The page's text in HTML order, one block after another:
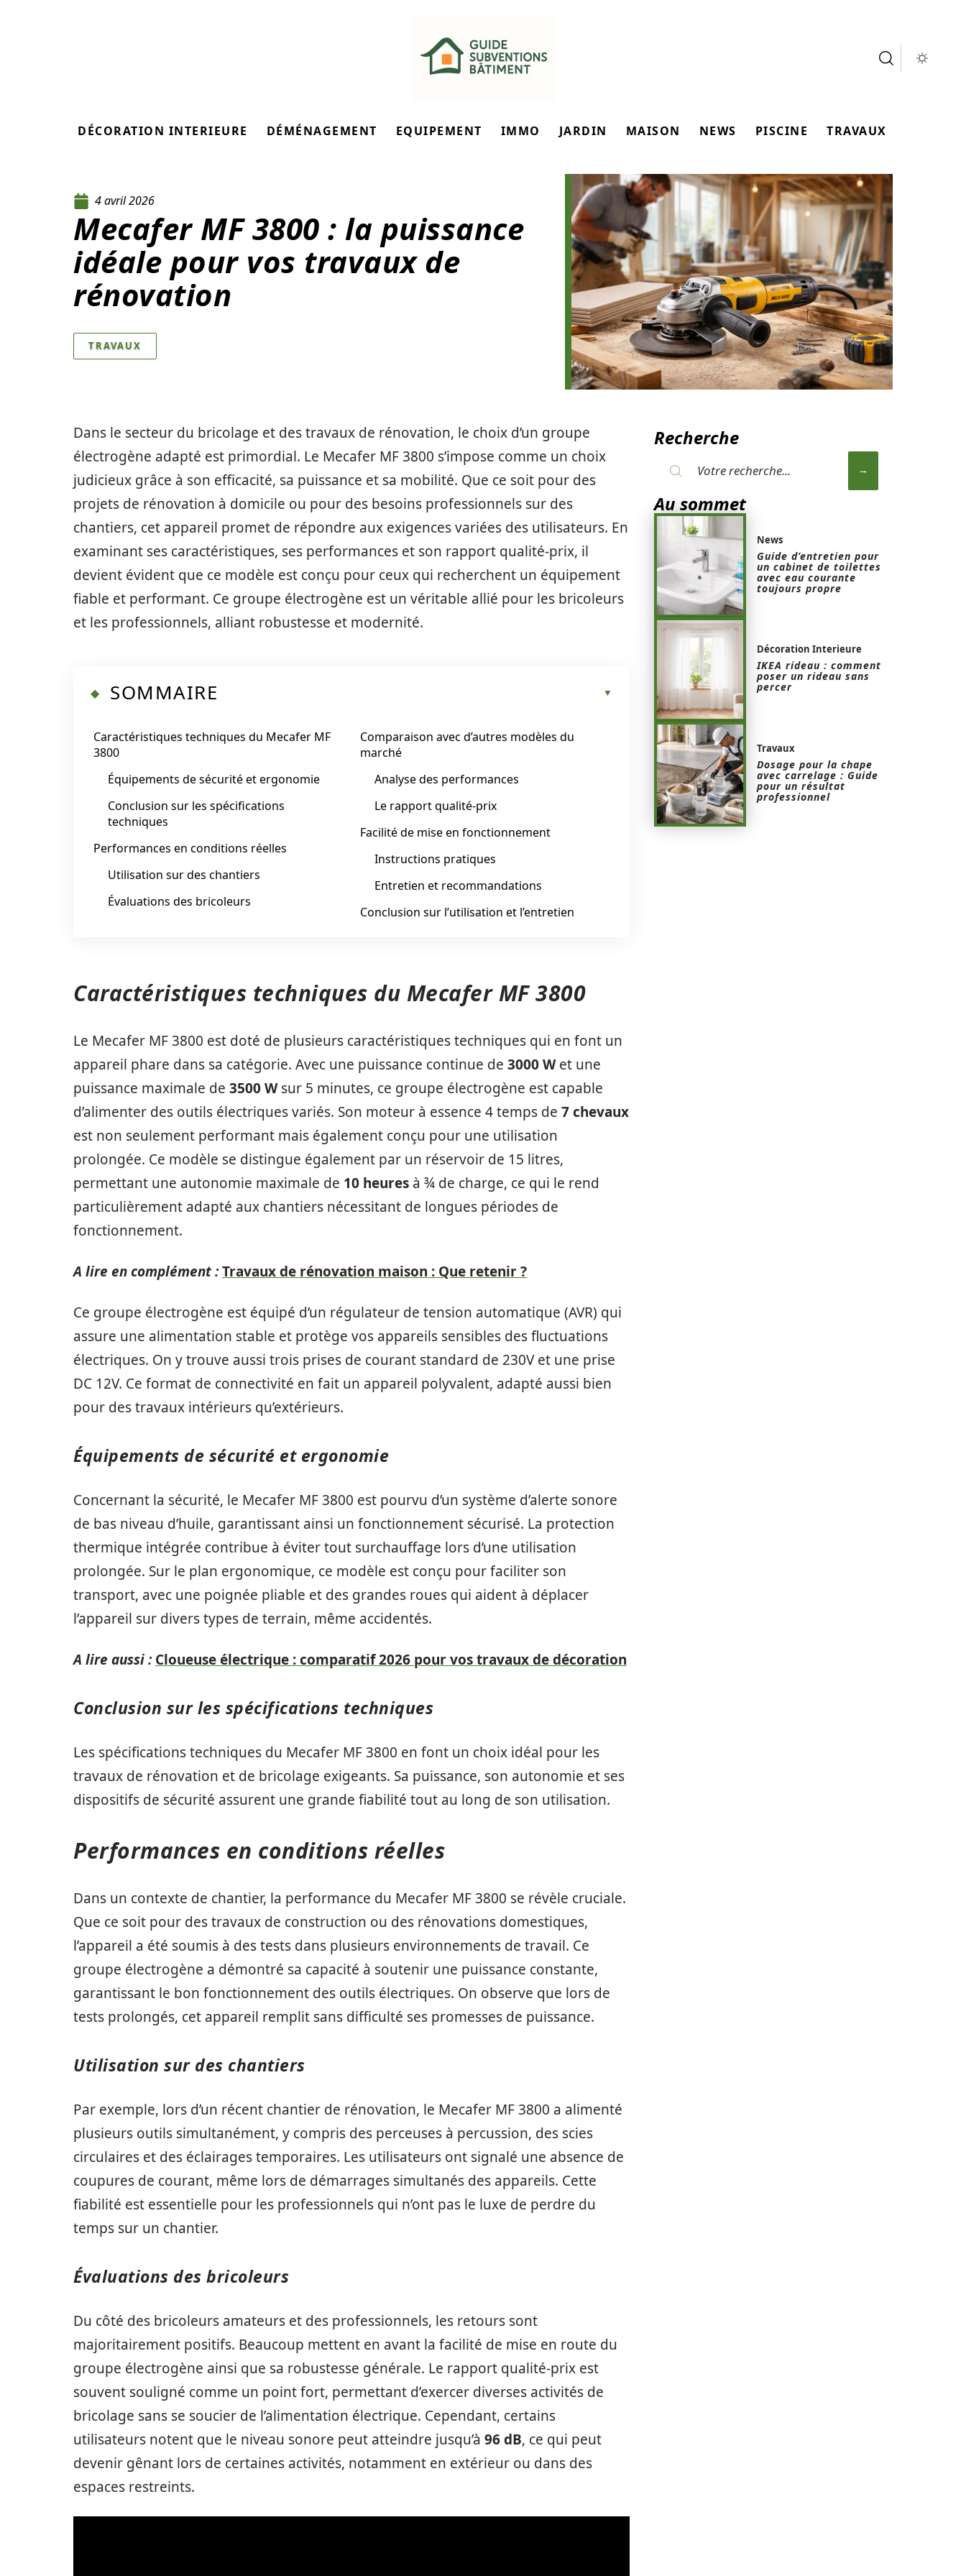
DÉCORATION INTERIEURE DÉMÉNAGEMENT EQUIPEMENT IMMO JARDIN MAISON NEWS PISCINE TRAVAUX
4 avril 2026
Mecafer MF 3800 : la puissance
idéale pour vos travaux de
rénovation
TRAVAUX
Dans le secteur du bricolage et des travaux de rénovation, le choix d’un groupe
électrogène adapté est primordial. Le Mecafer MF 3800 s’impose comme un choix
judicieux grâce à son efficacité, sa puissance et sa mobilité. Que ce soit pour des
projets de rénovation à domicile ou pour des besoins professionnels sur des
chantiers, cet appareil promet de répondre aux exigences variées des utilisateurs. En
examinant ses caractéristiques, ses performances et son rapport qualité-prix, il
devient évident que ce modèle est conçu pour ceux qui recherchent un équipement
fiable et performant. Ce groupe électrogène est un véritable allié pour les bricoleurs
et les professionnels, alliant robustesse et modernité.
SOMMAIRE
Caractéristiques techniques du Mecafer MF
3800
Équipements de sécurité et ergonomie
Conclusion sur les spécifications
techniques
Performances en conditions réelles
Utilisation sur des chantiers
Évaluations des bricoleurs
Comparaison avec d’autres modèles du
marché
Analyse des performances
Le rapport qualité-prix
Facilité de mise en fonctionnement
Instructions pratiques
Entretien et recommandations
Conclusion sur l’utilisation et l’entretien
Caractéristiques techniques du Mecafer MF 3800
Le Mecafer MF 3800 est doté de plusieurs caractéristiques techniques qui en font un
appareil phare dans sa catégorie. Avec une puissance continue de 3000 Wet une
puissance maximale de 3500 Wsur 5 minutes, ce groupe électrogène est capable
d’alimenter des outils électriques variés. Son moteur à essence 4 temps de 7 chevaux
est non seulement performant mais également conçu pour une utilisation
prolongée. Ce modèle se distingue également par un réservoir de 15 litres,
permettant une autonomie maximale de 10 heures à ¾ de charge, ce qui le rend
particulièrement adapté aux chantiers nécessitant de longues périodes de
fonctionnement.
A lire en complément :Travaux de rénovation maison : Que retenir ?
Ce groupe électrogène est équipé d’un régulateur de tension automatique (AVR) qui
assure une alimentation stable et protège vos appareils sensibles des fluctuations
électriques. On y trouve aussi trois prises de courant standard de 230V et une prise
DC 12V. Ce format de connectivité en fait un appareil polyvalent, adapté aussi bien
pour des travaux intérieurs qu’extérieurs.
Équipements de sécurité et ergonomie
Concernant la sécurité, le Mecafer MF 3800 est pourvu d’un système d’alerte sonore
de bas niveau d’huile, garantissant ainsi un fonctionnement sécurisé. La protection
thermique intégrée contribue à éviter tout surchauffage lors d’une utilisation
prolongée. Sur le plan ergonomique, ce modèle est conçu pour faciliter son
transport, avec une poignée pliable et des grandes roues qui aident à déplacer
l’appareil sur divers types de terrain, même accidentés.
A lire aussi : Cloueuse électrique : comparatif 2026 pour vos travaux de décoration
Conclusion sur les spécifications techniques
Les spécifications techniques du Mecafer MF 3800 en font un choix idéal pour les
travaux de rénovation et de bricolage exigeants. Sa puissance, son autonomie et ses
dispositifs de sécurité assurent une grande fiabilité tout au long de son utilisation.
Performances en conditions réelles
Dans un contexte de chantier, la performance du Mecafer MF 3800 se révèle cruciale.
Que ce soit pour des travaux de construction ou des rénovations domestiques,
l’appareil a été soumis à des tests dans plusieurs environnements de travail. Ce
groupe électrogène a démontré sa capacité à soutenir une puissance constante,
garantissant le bon fonctionnement des outils électriques. On observe que lors de
tests prolongés, cet appareil remplit sans difficulté ses promesses de puissance.
Utilisation sur des chantiers
Par exemple, lors d’un récent chantier de rénovation, le Mecafer MF 3800 a alimenté
plusieurs outils simultanément, y compris des perceuses à percussion, des scies
circulaires et des éclairages temporaires. Les utilisateurs ont signalé une absence de
coupures de courant, même lors de démarrages simultanés des appareils. Cette
fiabilité est essentielle pour les professionnels qui n’ont pas le luxe de perdre du
temps sur un chantier.
Évaluations des bricoleurs
Du côté des bricoleurs amateurs et des professionnels, les retours sont
majoritairement positifs. Beaucoup mettent en avant la facilité de mise en route du
groupe électrogène ainsi que sa robustesse générale. Le rapport qualité-prix est
souvent souligné comme un point fort, permettant d’exercer diverses activités de
bricolage sans se soucier de l’alimentation électrique. Cependant, certains
utilisateurs notent que le niveau sonore peut atteindre jusqu’à 96 dB, ce qui peut
devenir gênant lors de certaines activités, notamment en extérieur ou dans des
espaces restreints.
Recherche
Au sommet
News
Guide d’entretien pour
un cabinet de toilettes
avec eau courante
toujours propre
Décoration Interieure
IKEA rideau : comment
poser un rideau sans
percer
Travaux
Dosage pour la chape
avec carrelage : Guide
pour un résultat
professionnel